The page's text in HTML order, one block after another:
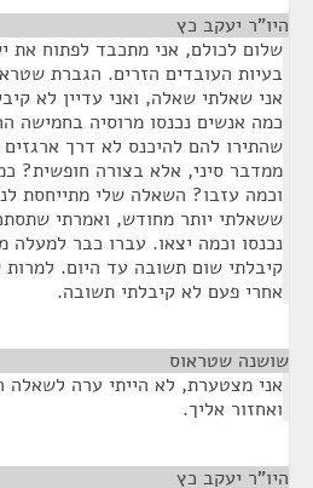
היו"ר יעקב כץ
שלום לכולם, אני מתכבד לפתוח את
בעיות העובדים הזרים. הגברת
אני שאלתי שאלה, ואני עדיין לא
כמה אנשים נכנסו מרוסיה בחמישה
שהתירו להם להיכנס לא דרך ארגזים
ממדבר סיני, אלא בצורה חופשית?
וכמה עזבו? השאלה שלי מתייחסת
ששאלתי יותר מחודש, ואמרתי
נכנסו וכמה יצאו. עברו כבר למעלה
קיבלתי שום תשובה עד היום.
אחרי פעם לא קיבלתי תשובה.
שושנה שטראוס
אני מצטערת, לא הייתי ערה לשאלה
ואחזור אליך.
היו"ר יעקב כץ